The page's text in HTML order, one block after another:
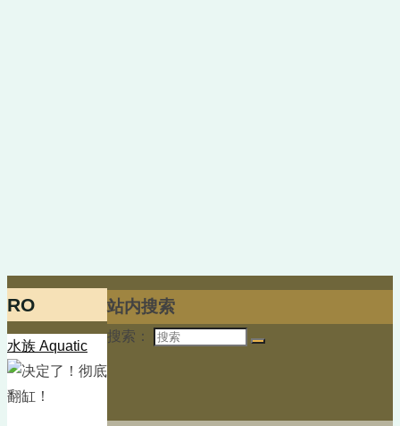
RO
水族 Aquatic
站内搜索
搜索：